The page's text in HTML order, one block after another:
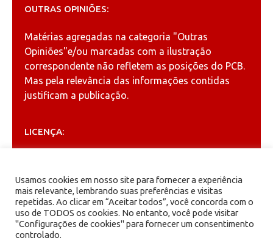
OUTRAS OPINIÕES:
Matérias agregadas na categoria "Outras
Opiniões"e/ou marcadas com a ilustração
correspondente não refletem as posições do PCB.
Mas pela relevância das informações contidas
justificam a publicação.
LICENÇA:
Creative Commons
ARQUIVOS
Arquivos
Usamos cookies em nosso site para fornecer a experiência
mais relevante, lembrando suas preferências e visitas
repetidas. Ao clicar em “Aceitar todos”, você concorda com o
uso de TODOS os cookies. No entanto, você pode visitar
"Configurações de cookies" para fornecer um consentimento
controlado.